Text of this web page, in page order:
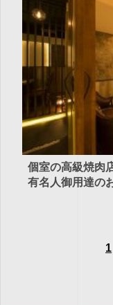
個室の高級焼肉
有名人御用達の
1